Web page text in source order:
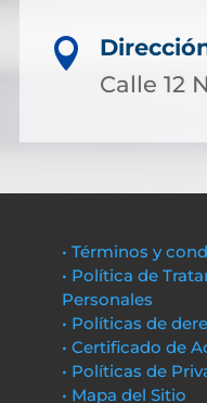

Calle 12
• Términos y
• Política de
Personales
• Políticas de
• Certificado de
• Políticas de
• Mapa del Sitio